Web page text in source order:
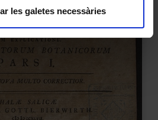
les galetes necessàries